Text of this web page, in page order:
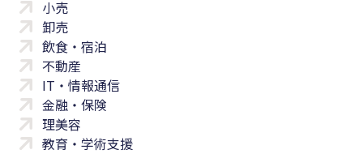
小売
卸売
飲食・宿泊
不動産
IT・情報通信
金融・保険
理美容
教育・学術支援